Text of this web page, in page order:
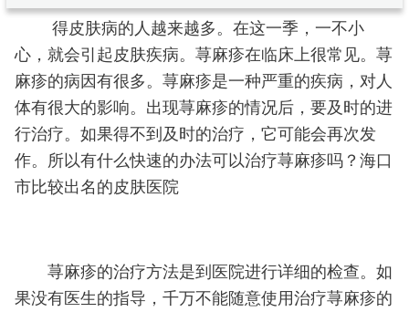
得皮肤病的人越来越多。在这一季，一不小
心，就会引起皮肤疾病。荨麻疹在临床上很常见。荨
麻疹的病因有很多。荨麻疹是一种严重的疾病，对人
体有很大的影响。出现荨麻疹的情况后，要及时的进
行治疗。如果得不到及时的治疗，它可能会再次发
作。所以有什么快速的办法可以治疗荨麻疹吗？海口
市比较出名的皮肤医院
荨麻疹的治疗方法是到医院进行详细的检查。如
果没有医生的指导，千万不能随意使用治疗荨麻疹的